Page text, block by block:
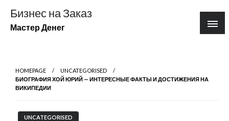
содержимому
Бизнес на Заказ
Мастер Денег
HOMEPAGE
UNCATEGORISED
БИОГРАФИЯ ХОЙ ЮРИЙ — ИНТЕРЕСНЫЕ ФАКТЫ И ДОСТИЖЕНИЯ НА
ВИКИПЕДИИ
UNCATEGORISED